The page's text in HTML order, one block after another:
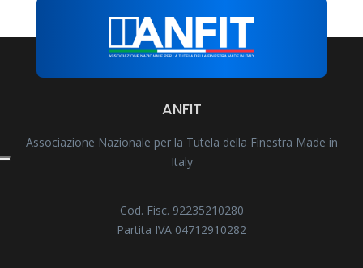
ANFIT
Associazione Nazionale per la Tutela della Finestra Made in
Italy
Cod. Fisc. 92235210280
Partita IVA 04712910282